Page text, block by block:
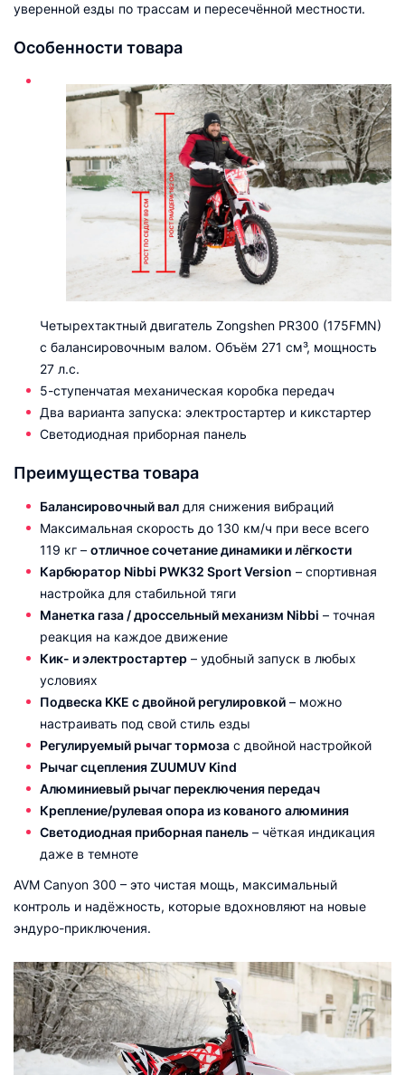
уверенной езды по трассам и пересечённой местности.
Особенности товара
Четырехтактный двигатель Zongshen PR300 (175FMN)
с балансировочным валом. Объём 271 см³, мощность
27 л.с.
5-ступенчатая механическая коробка передач
Два варианта запуска: электростартер и кикстартер
Светодиодная приборная панель
Преимущества товара
Балансировочный вал для снижения вибраций
Максимальная скорость до 130 км/ч при весе всего
119 кг – отличное сочетание динамики и лёгкости
Карбюратор Nibbi PWK32 Sport Version – спортивная
настройка для стабильной тяги
Манетка газа / дроссельный механизм Nibbi – точная
реакция на каждое движение
Кик- и электростартер – удобный запуск в любых
условиях
Подвеска KKE с двойной регулировкой – можно
настраивать под свой стиль езды
Регулируемый рычаг тормоза с двойной настройкой
Рычаг сцепления ZUUMUV Kind
Алюминиевый рычаг переключения передач
Крепление/рулевая опора из кованого алюминия
Светодиодная приборная панель – чёткая индикация
даже в темноте
AVM Canyon 300 – это чистая мощь, максимальный
контроль и надёжность, которые вдохновляют на новые
эндуро-приключения.